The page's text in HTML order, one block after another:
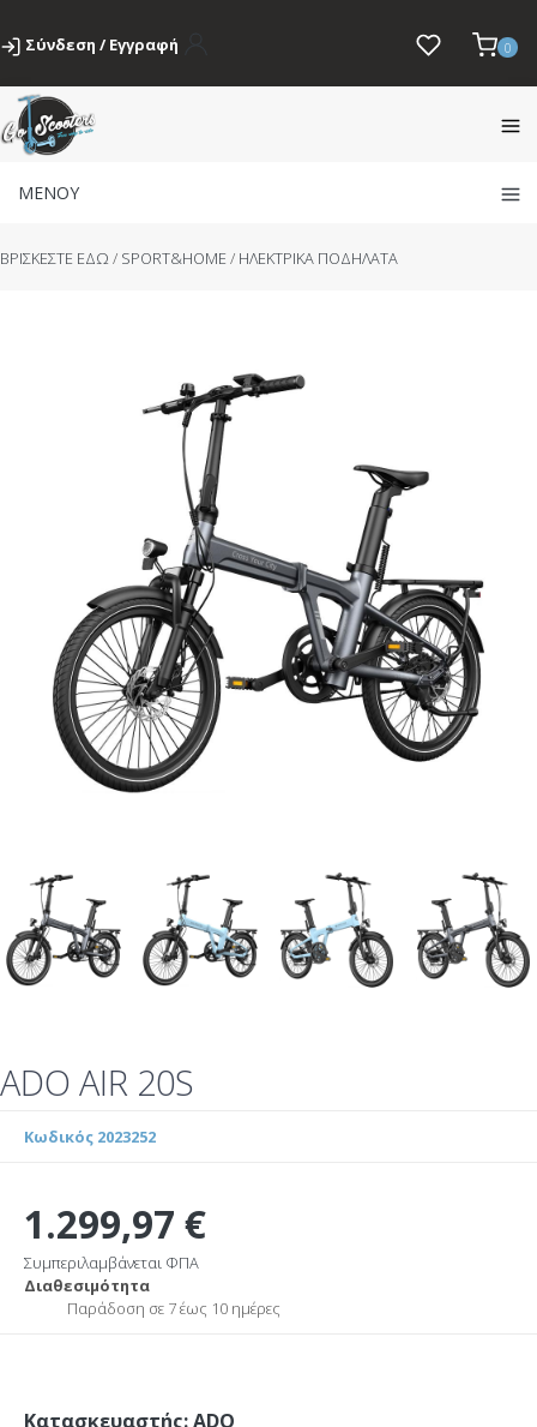
Σύνδεση / Εγγραφή 0
ΜΕΝΟΥ
BΡΙΣΚΕΣΤΕ ΕΔΩ / SPORT&HOME/ ΗΛΕΚΤΡΙΚΑ ΠΟΔΗΛΑΤΑ
ADO AIR 20S
Κωδικός 2023252
1.299,97 €
Συμπεριλαμβάνεται ΦΠΑ
Διαθεσιμότητα
Παράδοση σε 7 έως 10 ημέρες
Κατασκευαστής: ADO